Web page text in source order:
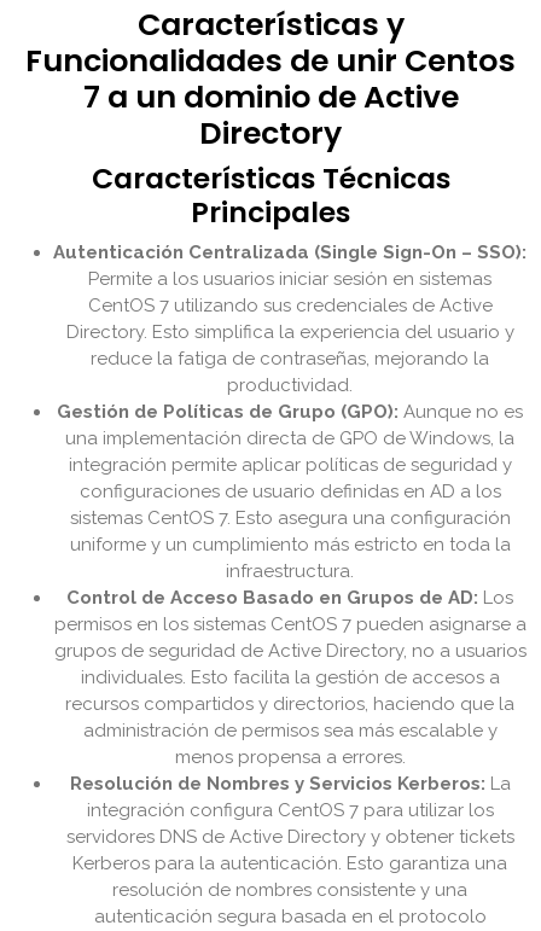
Características y
Funcionalidades de unir Centos
7 a un dominio de Active
Directory
Características Técnicas
Principales
Autenticación Centralizada (Single Sign-On – SSO):
Permite a los usuarios iniciar sesión en sistemas
CentOS 7 utilizando sus credenciales de Active
Directory. Esto simplifica la experiencia del usuario y
reduce la fatiga de contraseñas, mejorando la
productividad.
Gestión de Políticas de Grupo (GPO): Aunque no es
una implementación directa de GPO de Windows, la
integración permite aplicar políticas de seguridad y
configuraciones de usuario definidas en AD a los
sistemas CentOS 7. Esto asegura una configuración
uniforme y un cumplimiento más estricto en toda la
infraestructura.
Control de Acceso Basado en Grupos de AD: Los
permisos en los sistemas CentOS 7 pueden asignarse a
grupos de seguridad de Active Directory, no a usuarios
individuales. Esto facilita la gestión de accesos a
recursos compartidos y directorios, haciendo que la
administración de permisos sea más escalable y
menos propensa a errores.
Resolución de Nombres y Servicios Kerberos: La
integración configura CentOS 7 para utilizar los
servidores DNS de Active Directory y obtener tickets
Kerberos para la autenticación. Esto garantiza una
resolución de nombres consistente y una
autenticación segura basada en el protocolo